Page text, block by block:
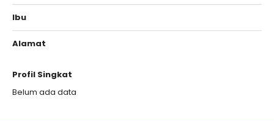
Ibu
Alamat
Profil Singkat
Belum ada data